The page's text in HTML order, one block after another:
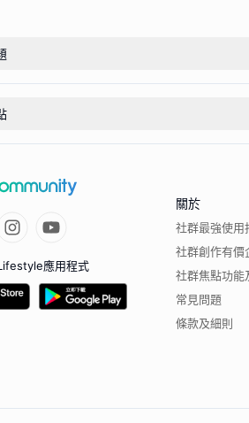
應用程式
關於
社群最強使用
社群創作有價
社群焦點功能
常見問題
條款及細則